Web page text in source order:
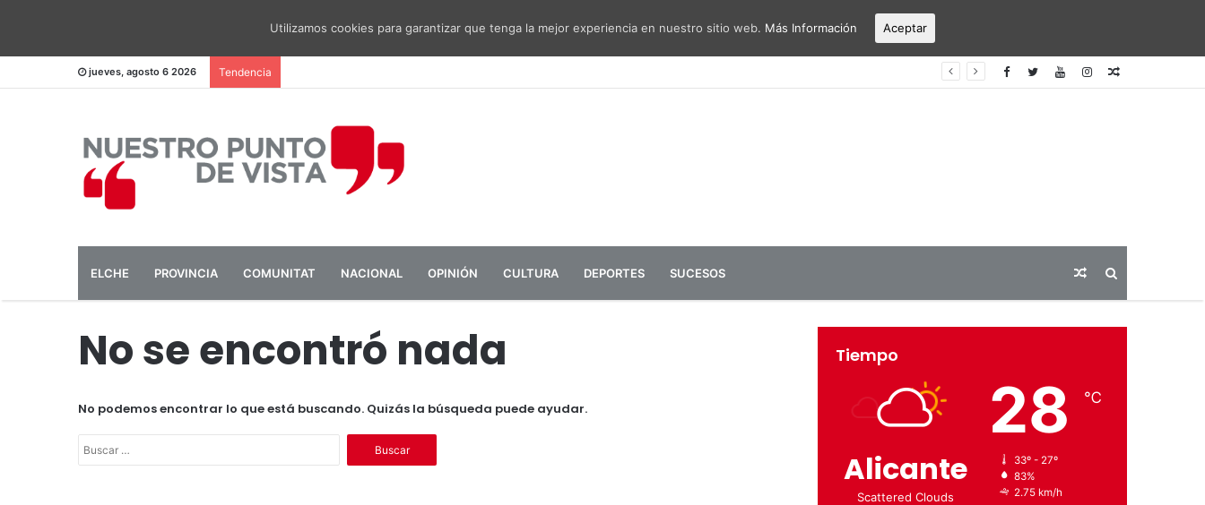
jueves, agosto 6 2026 Tendencia Articulo
ELCHE PROVINCIA COMUNITAT NACIONAL OPINIÓN CULTURA DEPORTES SUCESOS Articulo
aleatorio
No se encontró nada
No podemos encontrar lo que está buscando. Quizás la búsqueda puede ayudar.
Tiempo
Alicante
Scattered Clouds
28 ℃
33º - 27º
83%
2.75 km/h
Utilizamos cookies para garantizar que tenga la mejor experiencia en nuestro sitio web. Más Información Aceptar